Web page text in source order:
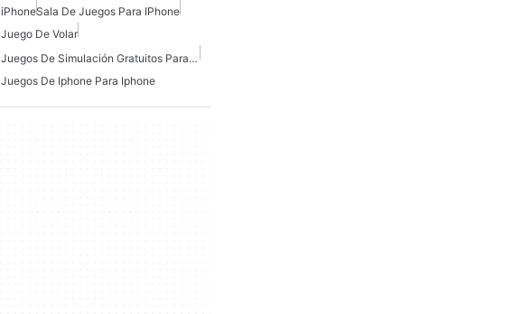
iPhoneSala De Juegos Para IPhone
Juego De Volar
Juegos De Simulación Gratuitos Para Iphone
Juegos De Iphone Para Iphone